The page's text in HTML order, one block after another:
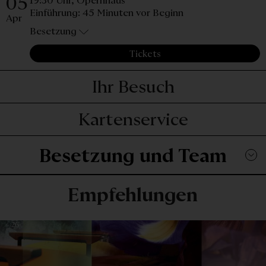
Apr
Einführung: 45 Minuten vor Beginn
Besetzung
Tickets
Ihr Besuch
Kartenservice
Besetzung und Team
Empfehlungen